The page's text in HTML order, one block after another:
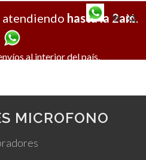
X
hasta la 2am.
al interior del país.
MICROFONO